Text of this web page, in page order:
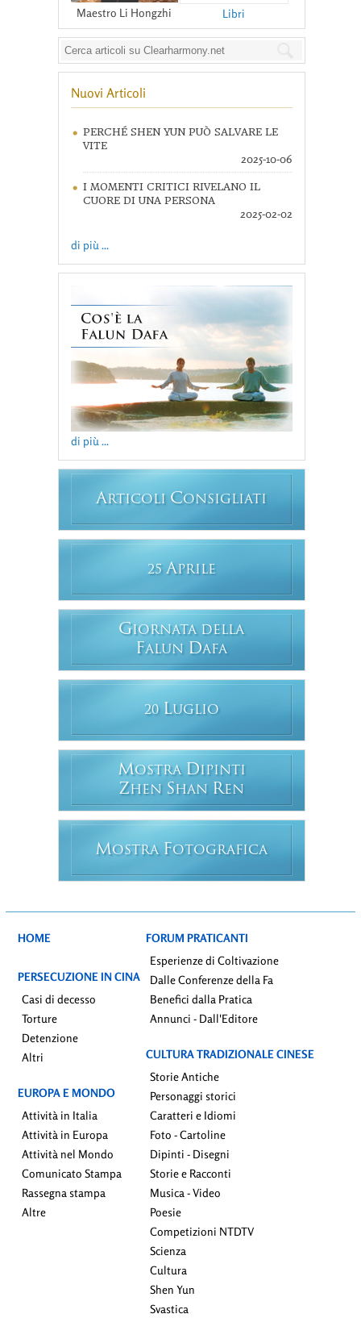
Maestro Li Hongzhi Libri
Nuovi Articoli
PERCHÉ SHEN YUN PUÒ SALVARE LE
VITE
2025-10-06
I MOMENTI CRITICI RIVELANO IL
CUORE DI UNA PERSONA
2025-02-02
di più ...
di più ...
ARTICOLI CONSIGLIATI
25 APRILE
GIORNATA DELLA
FALUN DAFA
20 LUGLIO
MOSTRA DIPINTI
ZHEN SHAN REN
MOSTRA FOTOGRAFICA
HOME
PERSECUZIONE IN CINA
Casi di decesso
Torture
Detenzione
Altri
EUROPA E MONDO
Attività in Italia
Attività in Europa
Attività nel Mondo
Comunicato Stampa
Rassegna stampa
Altre
FORUM PRATICANTI
Esperienze di Coltivazione
Dalle Conferenze della Fa
Benefici dalla Pratica
Annunci - Dall'Editore
CULTURA TRADIZIONALE CINESE
Storie Antiche
Personaggi storici
Caratteri e Idiomi
Foto - Cartoline
Dipinti - Disegni
Storie e Racconti
Musica - Video
Poesie
Competizioni NTDTV
Scienza
Cultura
Shen Yun
Svastica